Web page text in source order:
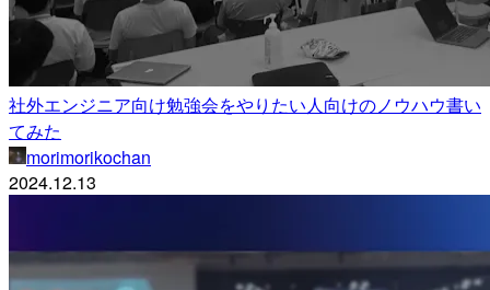
社外エンジニア向け勉強会をやりたい人向けのノウハウ書い
てみた
morimorikochan
2024.12.13